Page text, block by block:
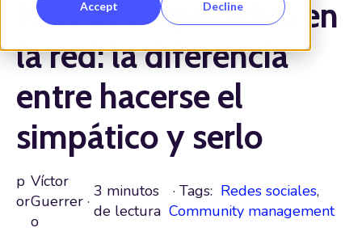
Accept Decline
Humor corporativo en
la red: la diferencia
entre hacerse el
simpático y serlo
p
or
Víctor
Guerrer
o
·
3 minutos
de lectura
· Tags: Redes sociales,
Community management